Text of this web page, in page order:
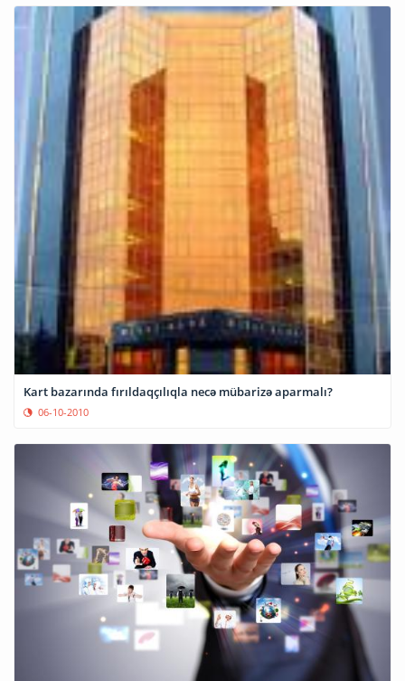
Kart bazarında fırıldaqçılıqla necə mübarizə aparmalı?
06-10-2010